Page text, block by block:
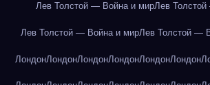
Лев Толстой — Война и мирЛев
Лев Толстой — Война и мирЛев Толстой —
ЛондонЛондонЛондонЛондонЛондонЛондон